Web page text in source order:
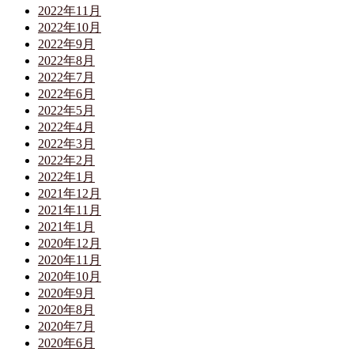
2022年11月
2022年10月
2022年9月
2022年8月
2022年7月
2022年6月
2022年5月
2022年4月
2022年3月
2022年2月
2022年1月
2021年12月
2021年11月
2021年1月
2020年12月
2020年11月
2020年10月
2020年9月
2020年8月
2020年7月
2020年6月